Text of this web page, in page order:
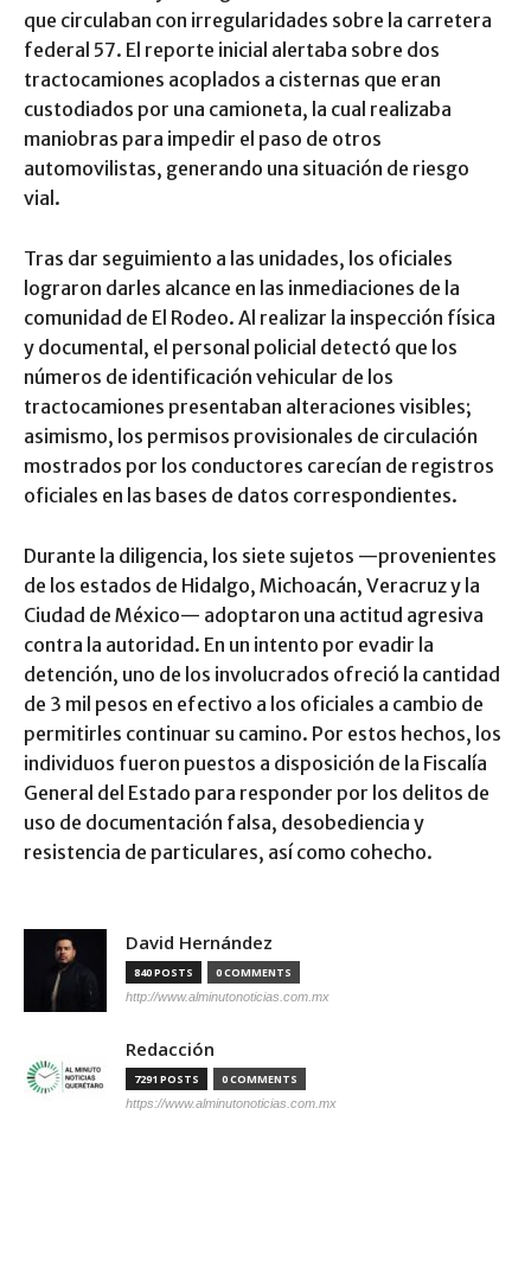
que circulaban con irregularidades sobre la carretera
federal 57. El reporte inicial alertaba sobre dos
tractocamiones acoplados a cisternas que eran
custodiados por una camioneta, la cual realizaba
maniobras para impedir el paso de otros
automovilistas, generando una situación de riesgo
vial.
Tras dar seguimiento a las unidades, los oficiales
lograron darles alcance en las inmediaciones de la
comunidad de El Rodeo. Al realizar la inspección física
y documental, el personal policial detectó que los
números de identificación vehicular de los
tractocamiones presentaban alteraciones visibles;
asimismo, los permisos provisionales de circulación
mostrados por los conductores carecían de registros
oficiales en las bases de datos correspondientes.
Durante la diligencia, los siete sujetos —provenientes
de los estados de Hidalgo, Michoacán, Veracruz y la
Ciudad de México— adoptaron una actitud agresiva
contra la autoridad. En un intento por evadir la
detención, uno de los involucrados ofreció la cantidad
de 3 mil pesos en efectivo a los oficiales a cambio de
permitirles continuar su camino. Por estos hechos, los
individuos fueron puestos a disposición de la Fiscalía
General del Estado para responder por los delitos de
uso de documentación falsa, desobediencia y
resistencia de particulares, así como cohecho.
David Hernández
840 POSTS 0 COMMENTS
http://www.alminutonoticias.com.mx
Redacción
7291 POSTS 0 COMMENTS
https://www.alminutonoticias.com.mx